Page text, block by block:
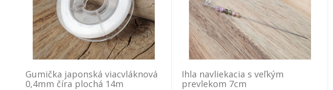
Gumička japonská viacvláknová
0,4mm číra plochá 14m
Ihla navliekacia s veľkým
prevlekom 7cm